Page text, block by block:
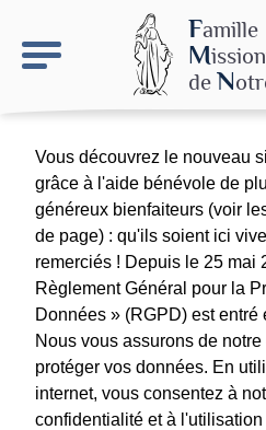
Famille
M
de N
Faire
Vous découvrez le nouveau
grâce à l'aide bénévole de
généreux bienfaiteurs (voir
de page) : qu'ils soient ici
remerciés ! Depuis le 25 mai
Règlement Général pour la
Données » (RGPD) est entré
Nous vous assurons de
protéger vos données. En
internet, vous consentez à
confidentialité et à